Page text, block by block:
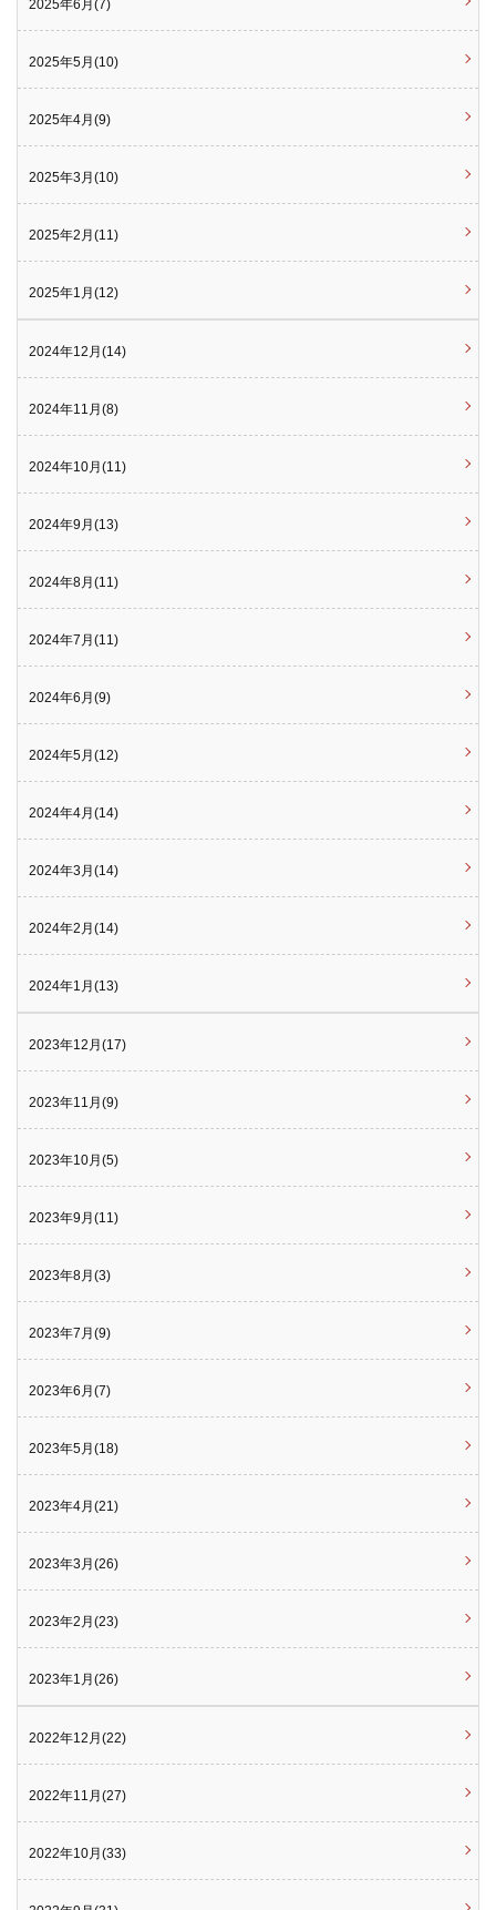
2025年6月(7)
2025年5月(10)
2025年4月(9)
2025年3月(10)
2025年2月(11)
2025年1月(12)
2024年12月(14)
2024年11月(8)
2024年10月(11)
2024年9月(13)
2024年8月(11)
2024年7月(11)
2024年6月(9)
2024年5月(12)
2024年4月(14)
2024年3月(14)
2024年2月(14)
2024年1月(13)
2023年12月(17)
2023年11月(9)
2023年10月(5)
2023年9月(11)
2023年8月(3)
2023年7月(9)
2023年6月(7)
2023年5月(18)
2023年4月(21)
2023年3月(26)
2023年2月(23)
2023年1月(26)
2022年12月(22)
2022年11月(27)
2022年10月(33)